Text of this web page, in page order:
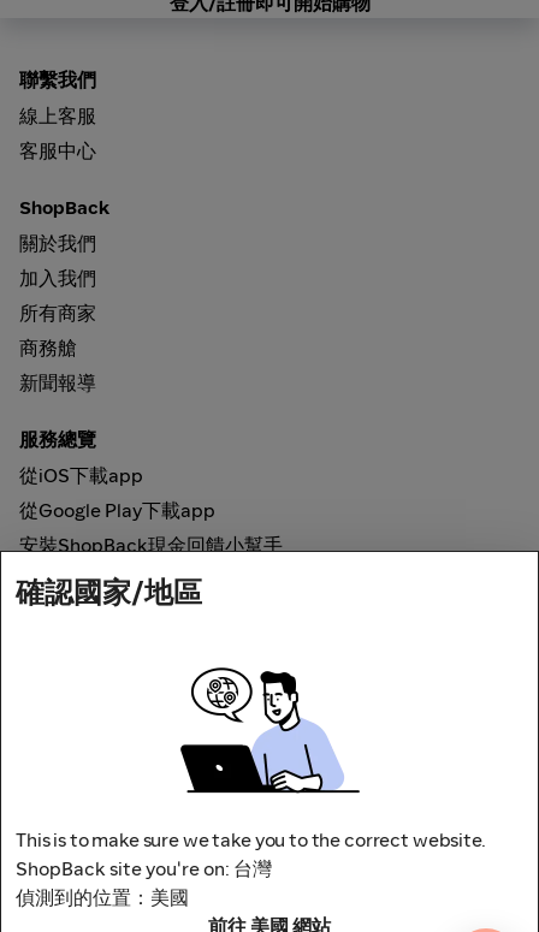
聯繫我們
線上客服
客服中心
ShopBack
關於我們
加入我們
所有商家
商務艙
新聞報導
服務總覽
從iOS下載app
從Google Play下載app
安裝ShopBack現金回饋小幫手
如何運作
地址：台北市松山區南京東路四段1號8樓
確認國家/地區
This is to make sure we take you to the correct website.
ShopBack site you're on: 台灣
偵測到的位置：美國
前往 美國 網站